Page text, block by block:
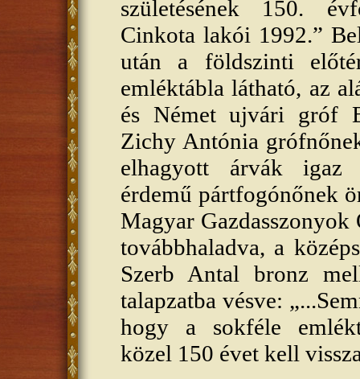
születésének 150.
Cinkota lakói 1992.”
után a földszinti
emléktábla látható, az
és Német ujvári gróf
Zichy Antónia
elhagyott árvák igaz
érdemű pártfogónőnek
Magyar
továbbhaladva, a
Szerb Antal bronz
talapzatba vésve:
hogy a sokféle
közel 150 évet kell